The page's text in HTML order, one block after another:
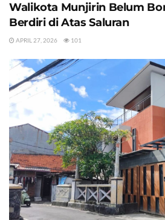
Walikota Munjirin Belum
Berdiri di Atas Saluran
APRIL 27, 2026 101